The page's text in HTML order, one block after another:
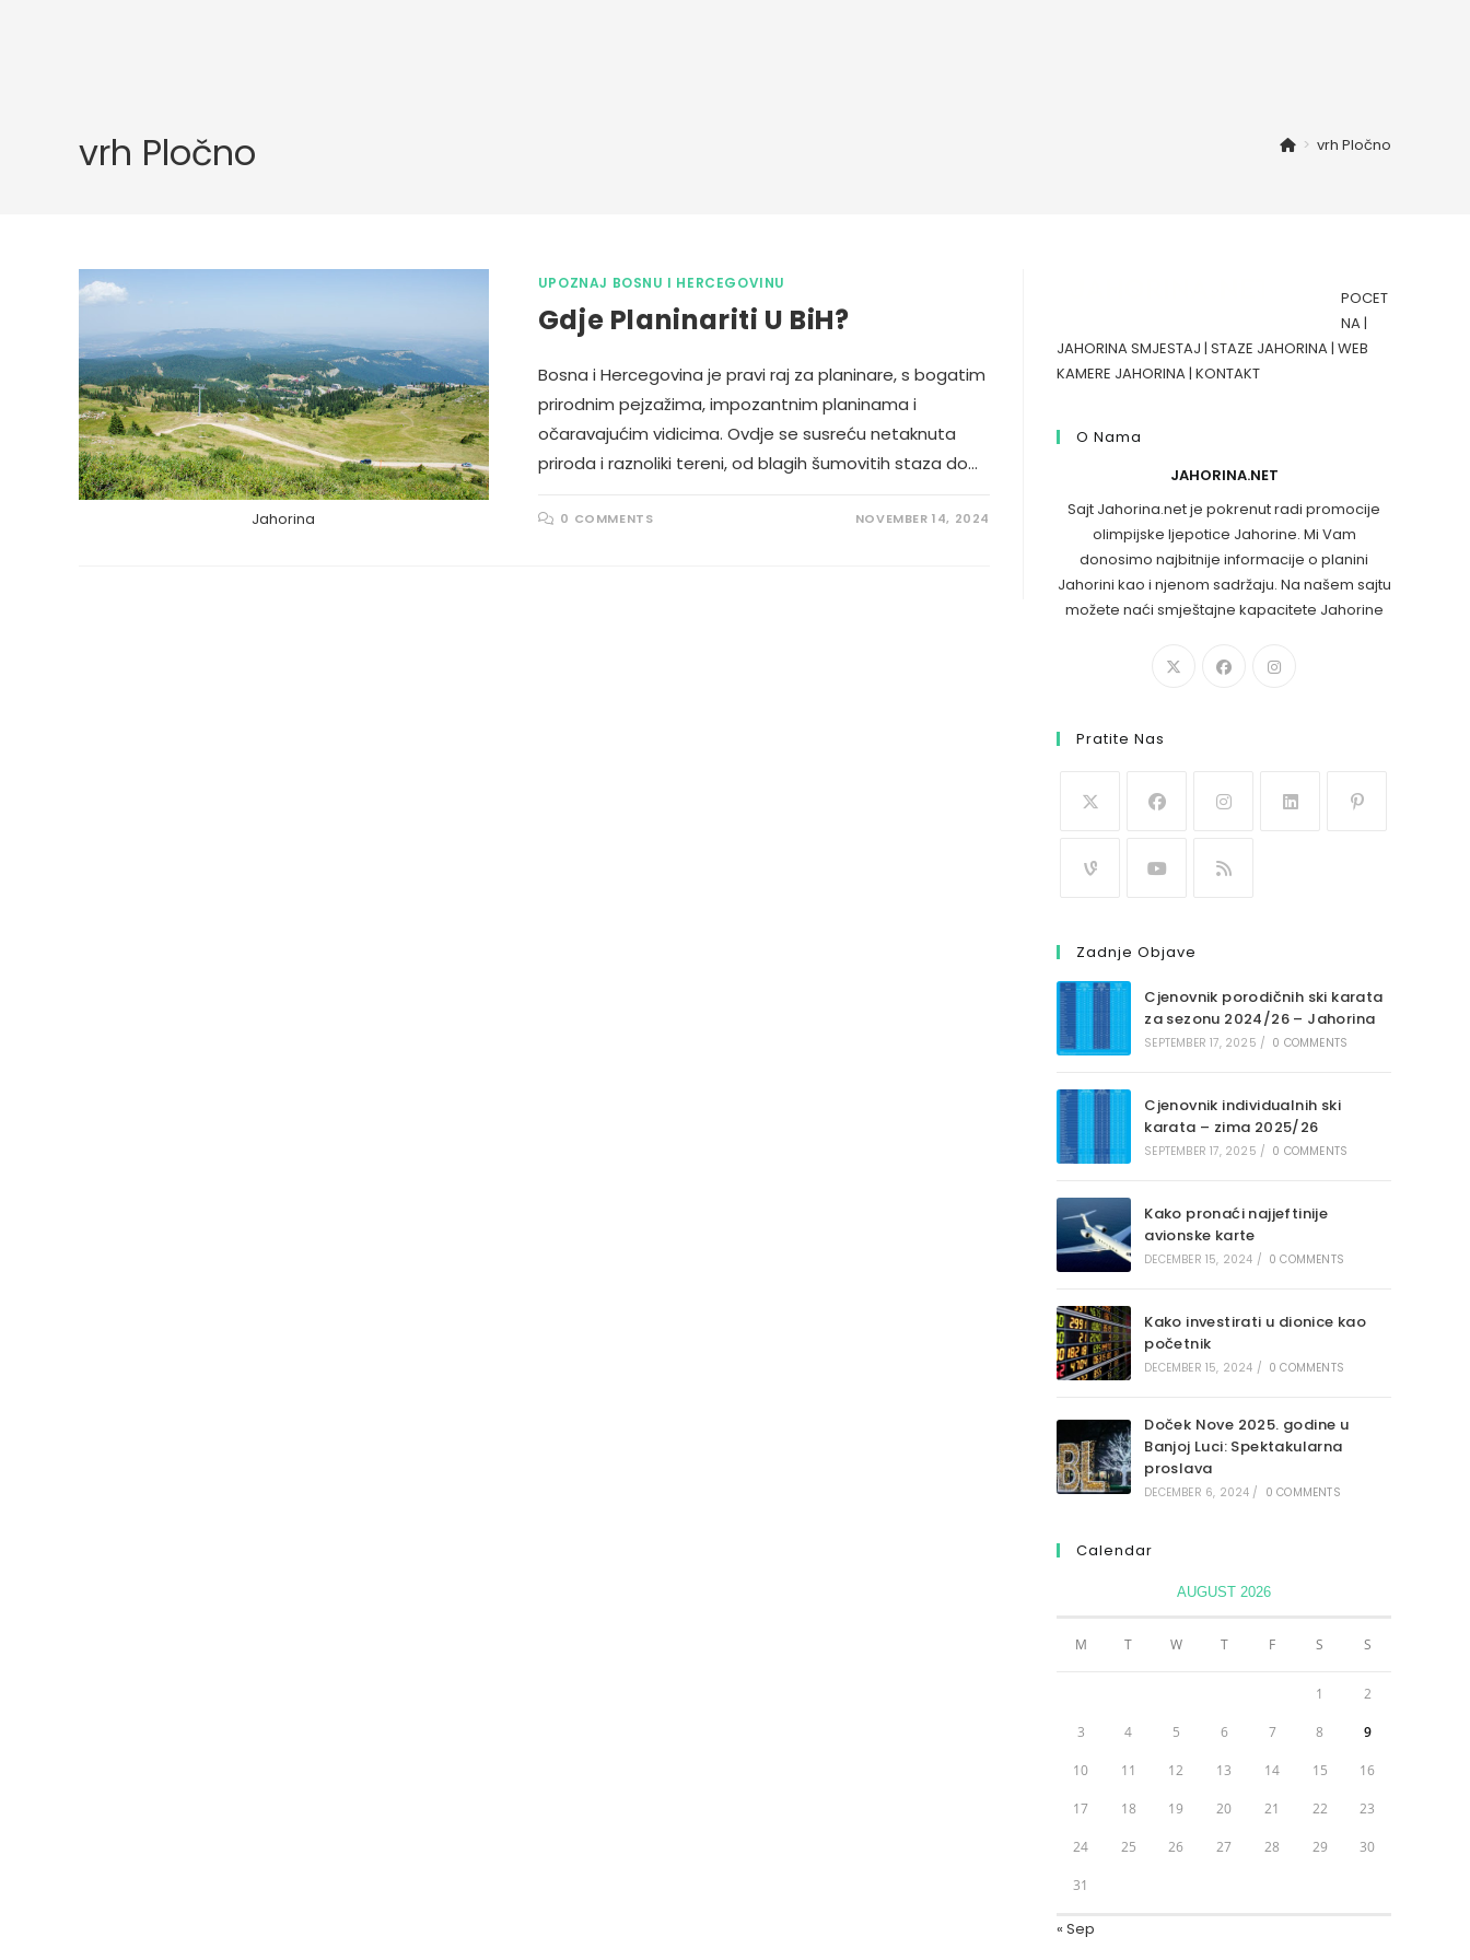
vrh Pločno > vrh Pločno
Jahorina
UPOZNAJ BOSNU I HERCEGOVINU
Gdje Planinariti U BiH?
Bosna i Hercegovina je pravi raj za planinare, s bogatim
prirodnim pejzažima, impozantnim planinama i
očaravajućim vidicima. Ovdje se susreću netaknuta
priroda i raznoliki tereni, od blagih šumovitih staza do…
0 COMMENTS NOVEMBER 14, 2024
POCET
NA|
JAHORINA SMJESTAJ | STAZE JAHORINA| WEB
KAMERE JAHORINA| KONTAKT
O Nama
JAHORINA.NET
Sajt Jahorina.net je pokrenut radi promocije
olimpijske ljepotice Jahorine. Mi Vam
donosimo najbitnije informacije o planini
Jahorini kao i njenom sadržaju. Na našem sajtu
možete naći smještajne kapacitete Jahorine
Pratite Nas
Zadnje Objave
Cjenovnik porodičnih ski karata
za sezonu 2024/26 – Jahorina
SEPTEMBER 17, 2025 / 0 COMMENTS
Cjenovnik individualnih ski
karata – zima 2025/26
SEPTEMBER 17, 2025 / 0 COMMENTS
Kako pronaći najjeftinije
avionske karte
DECEMBER 15, 2024 / 0 COMMENTS
Kako investirati u dionice kao
početnik
DECEMBER 15, 2024 / 0 COMMENTS
Doček Nove 2025. godine u
Banjoj Luci: Spektakularna
proslava
DECEMBER 6, 2024 / 0 COMMENTS
Calendar
AUGUST 2026
M T W T F S S
1 2
3 4 5 6 7 8 9
10 11 12 13 14 15 16
17 18 19 20 21 22 23
24 25 26 27 28 29 30
31
« Sep